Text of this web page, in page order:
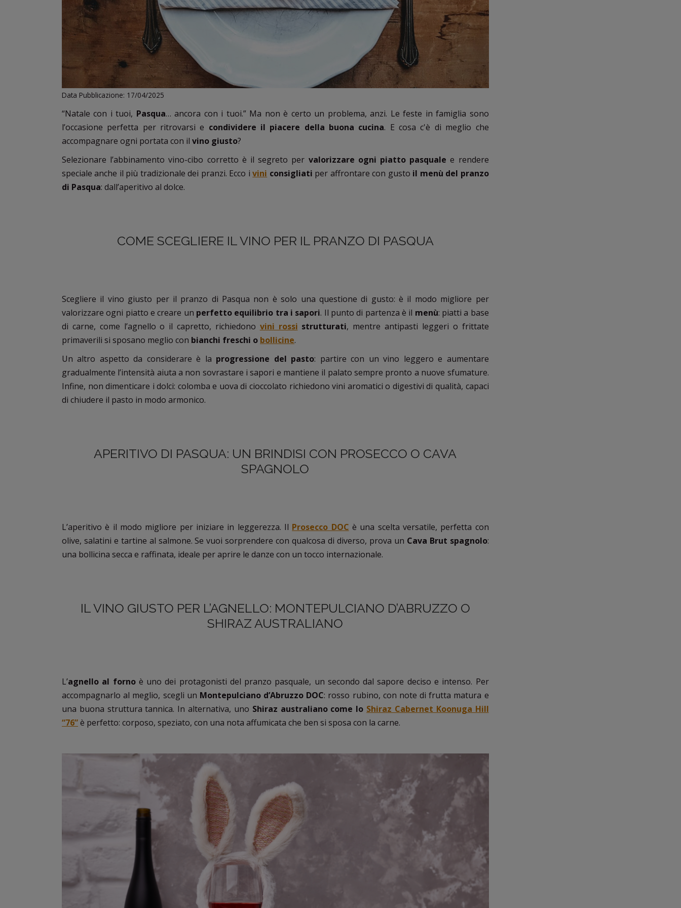
Data Pubblicazione: 17/04/2025
“Natale con i tuoi, Pasqua… ancora con i tuoi.” Ma non è certo un problema, anzi. Le feste in famiglia sono
l’occasione perfetta per ritrovarsi e condividere il piacere della buona cucina. E cosa c'è di meglio che
accompagnare ogni portata con il vino giusto?
Selezionare l’abbinamento vino-cibo corretto è il segreto per valorizzare ogni piatto pasquale e rendere
speciale anche il più tradizionale dei pranzi. Ecco ivini consigliati per affrontare con gusto il menù del pranzo
di Pasqua: dall’aperitivo al dolce.
COME SCEGLIERE IL VINO PER IL PRANZO DI PASQUA
Scegliere il vino giusto per il pranzo di Pasqua non è solo una questione di gusto: è il modo migliore per
valorizzare ogni piatto e creare un perfetto equilibrio tra i sapori. Il punto di partenza è il menù: piatti a base
di carne, come l’agnello o il capretto, richiedono vini rossi strutturati, mentre antipasti leggeri o frittate
primaverili si sposano meglio con bianchi freschi o bollicine.
Un altro aspetto da considerare è la progressione del pasto: partire con un vino leggero e aumentare
gradualmente l’intensità aiuta a non sovrastare i sapori e mantiene il palato sempre pronto a nuove sfumature.
Infine, non dimenticare i dolci: colomba e uova di cioccolato richiedono vini aromatici o digestivi di qualità, capaci
di chiudere il pasto in modo armonico.
APERITIVO DI PASQUA: UN BRINDISI CON PROSECCO O CAVA
SPAGNOLO
L’aperitivo è il modo migliore per iniziare in leggerezza. Il Prosecco DOC è una scelta versatile, perfetta con
olive, salatini e tartine al salmone. Se vuoi sorprendere con qualcosa di diverso, prova un Cava Brut spagnolo:
una bollicina secca e raffinata, ideale per aprire le danze con un tocco internazionale.
IL VINO GIUSTO PER L’AGNELLO: MONTEPULCIANO D’ABRUZZO O
SHIRAZ AUSTRALIANO
L’agnello al fornoè uno dei protagonisti del pranzo pasquale, un secondo dal sapore deciso e intenso. Per
accompagnarlo al meglio, scegli un Montepulciano d’Abruzzo DOC: rosso rubino, con note di frutta matura e
una buona struttura tannica. In alternativa, uno Shiraz australiano come lo Shiraz Cabernet Koonuga Hill
“76”è perfetto: corposo, speziato, con una nota affumicata che ben si sposa con la carne.